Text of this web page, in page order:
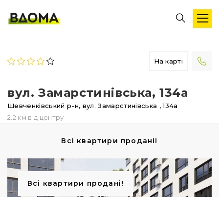
На карті
вул. Замарстинівська, 134а
Шевченківський р-н, вул. Замарстинівська , 134а
2.2 км від центру
Всі квартири продані!
Всі квартири продані!